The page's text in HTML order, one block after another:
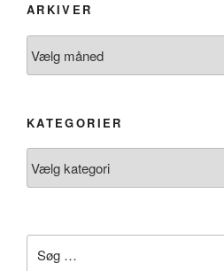
ARKIVER
KATEGORIER
efter: